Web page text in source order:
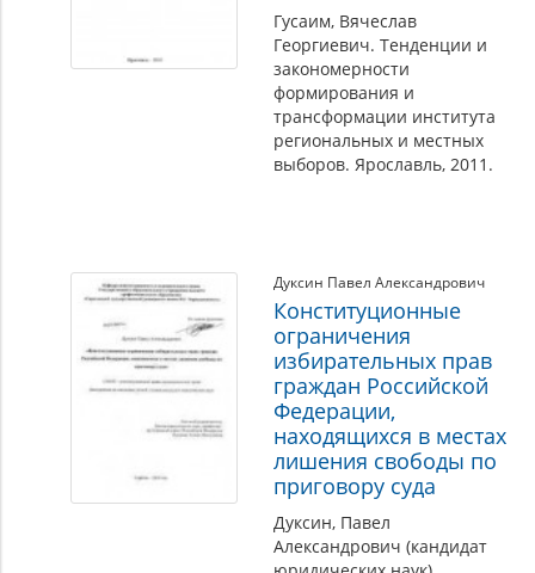
Гусаим, Вячеслав
Георгиевич. Тенденции и
закономерности
формирования и
трансформации института
региональных и местных
выборов. Ярославль, 2011.
Дуксин Павел Александрович
Конституционные
ограничения
избирательных прав
граждан Российской
Федерации,
находящихся в местах
лишения свободы по
приговору суда
Дуксин, Павел
Александрович (кандидат